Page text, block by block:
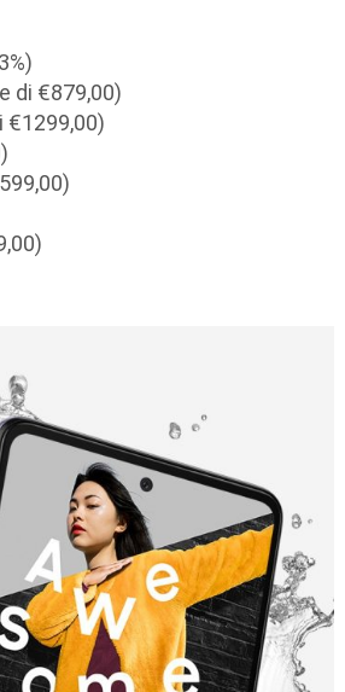
di €879,00)
€1299,00)